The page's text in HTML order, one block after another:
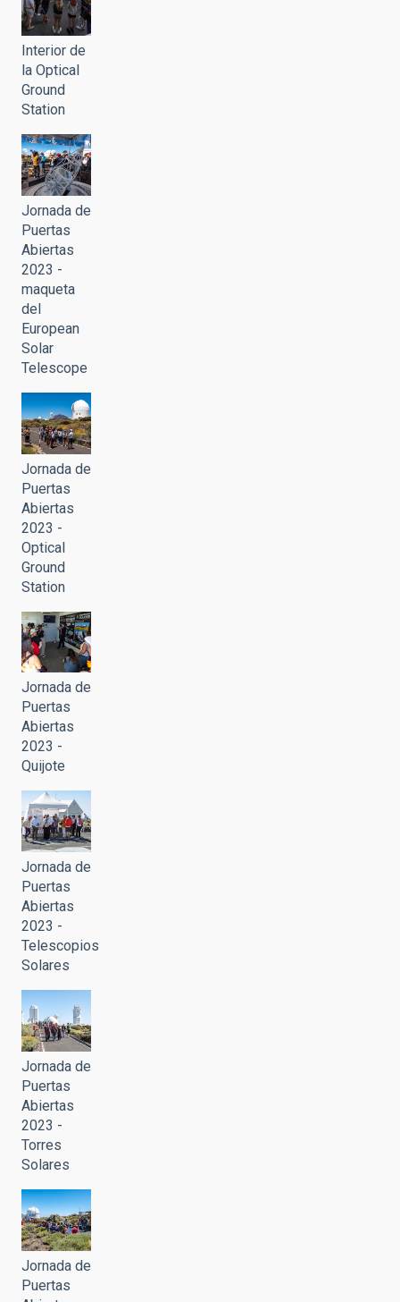
Interior de
la Optical
Ground
Station
Jornada de
Puertas
Abiertas
2023 -
maqueta
del
European
Solar
Telescope
Jornada de
Puertas
Abiertas
2023 -
Optical
Ground
Station
Jornada de
Puertas
Abiertas
2023 -
Quijote
Jornada de
Puertas
Abiertas
2023 -
Telescopios
Solares
Jornada de
Puertas
Abiertas
2023 -
Torres
Solares
Jornada de
Puertas